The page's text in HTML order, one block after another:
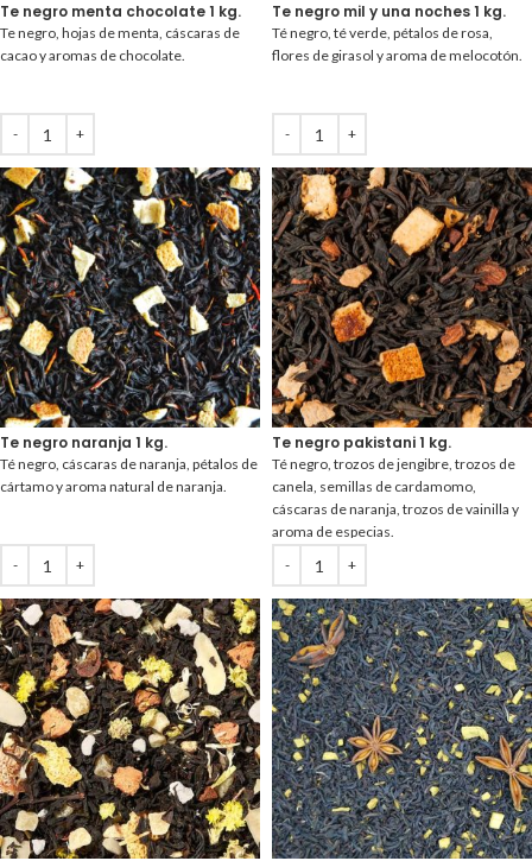
Te negro menta chocolate 1 kg.
Te negro, hojas de menta, cáscaras de
cacao y aromas de chocolate.
Te negro mil y una noches 1 kg.
Té negro, té verde, pétalos de rosa,
flores de girasol y aroma de melocotón.
Te negro naranja 1 kg.
Té negro, cáscaras de naranja, pétalos de
cártamo y aroma natural de naranja.
Te negro pakistani 1 kg.
Té negro, trozos de jengibre, trozos de
canela, semillas de cardamomo,
cáscaras de naranja, trozos de vainilla y
aroma de especias.